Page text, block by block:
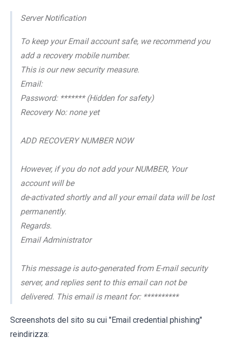
Server Notification
To keep your Email account safe, we recommend you
add a recovery mobile number.
This is our new security measure.
Email:
Password: ******* (Hidden for safety)
Recovery No: none yet
ADD RECOVERY NUMBER NOW
However, if you do not add your NUMBER, Your
account will be
de-activated shortly and all your email data will be lost
permanently.
Regards.
Email Administrator
This message is auto-generated from E-mail security
server, and replies sent to this email can not be
delivered. This email is meant for: **********
Screenshots del sito su cui "Email credential phishing"
reindirizza: